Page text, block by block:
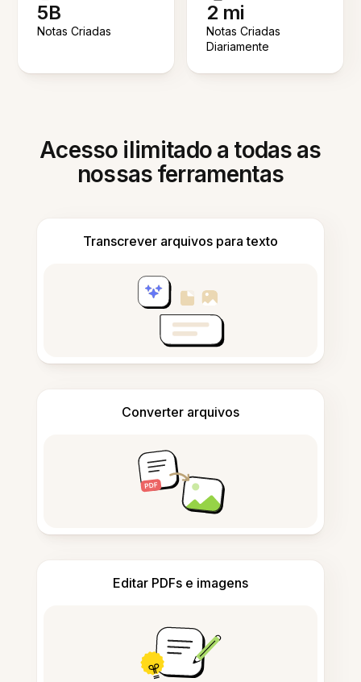
5B
Notas Criadas
2 mi
Notas Criadas
Diariamente
Acesso ilimitado a todas as
nossas ferramentas
Transcrever arquivos para texto
Converter arquivos
Editar PDFs e imagens